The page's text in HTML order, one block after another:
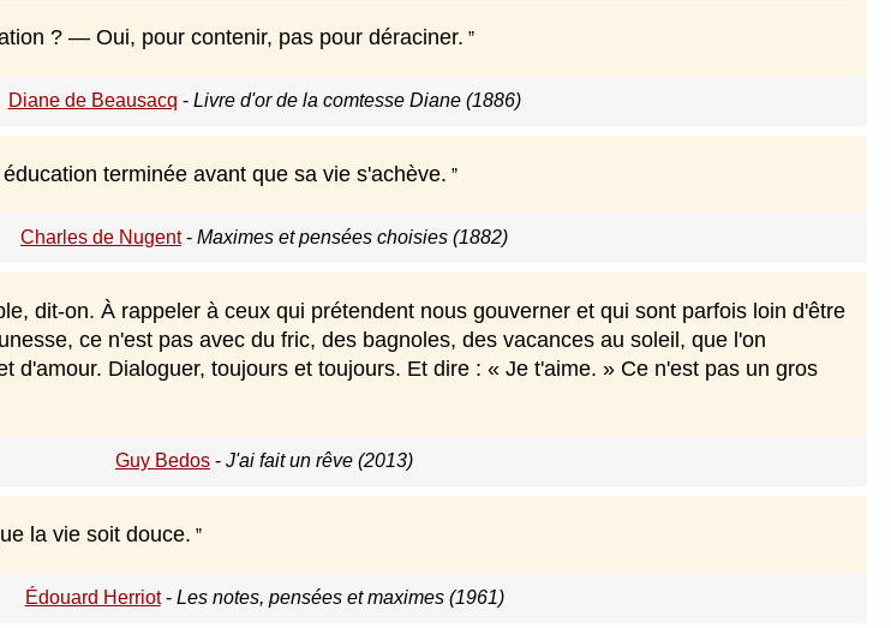
? — Oui, pour contenir, pas pour déraciner.
Diane de Beausacq - Livre d'or de la comtesse Diane (1886)
terminée avant que sa vie s'achève.
Charles de Nugent- Maximes et pensées choisies (1882)
dit-on. À rappeler à ceux qui prétendent nous gouverner et qui sont parfois loin d'être
ce n'est pas avec du fric, des bagnoles, des vacances au soleil, que l'on
d'amour. Dialoguer, toujours et toujours. Et dire : « Je t'aime. » Ce n'est pas un gros
Guy Bedos - J'ai fait un rêve (2013)
la vie soit douce.
Édouard Herriot- Les notes, pensées et maximes (1961)